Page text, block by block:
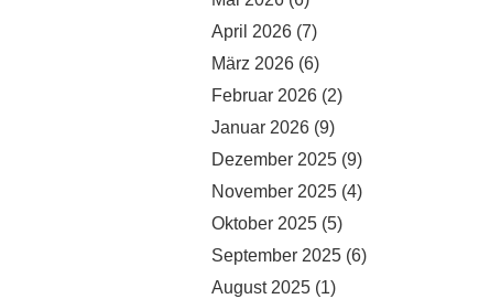
April 2026 (7)
März 2026 (6)
Februar 2026 (2)
Januar 2026 (9)
Dezember 2025 (9)
November 2025 (4)
Oktober 2025 (5)
September 2025 (6)
August 2025 (1)